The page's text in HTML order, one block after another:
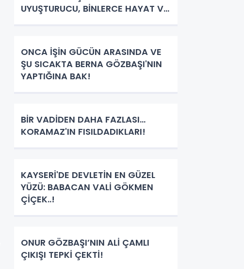
UYUŞTURUCU, BİNLERCE HAYAT VE
ONCA İŞİN GÜCÜN ARASINDA VE
ŞU SICAKTA BERNA GÖZBAŞI'NIN
YAPTIĞINA BAK!
BİR VADİDEN DAHA FAZLASI…
KORAMAZ'IN FISILDADIKLARI!
KAYSERİ'DE DEVLETİN EN GÜZEL
YÜZÜ: BABACAN VALİ GÖKMEN
ÇİÇEK..!
ONUR GÖZBAŞI’NIN ALİ ÇAMLI
ÇIKIŞI TEPKİ ÇEKTİ!